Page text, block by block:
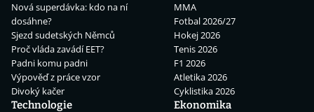
Nová superdávka: kdo na ní
dosáhne?
Sjezd sudetských Němců
Proč vláda zavádí EET?
Padni komu padni
Výpověď z práce vzor
Divoký kačer
MMA
Fotbal 2026/27
Hokej 2026
Tenis 2026
F1 2026
Atletika 2026
Cyklistika 2026
Technologie
Ekonomika